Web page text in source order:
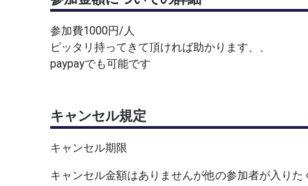
【関東ピックルズについて】
⭐️練習会の実施
主催開始：2025年3月〜（0人）
⭐️ピックルボール大会の開催・運営
①第１回久喜ピックルボール大会開催・運営（
②第２回つくばピックルボール大会開催・運営（
③第3回大宮ピックルボール大会開催・運営（2025
④第4回久喜ピックルボール大会開催・運営（2025
参加費1000円/人
ピッタリ持ってきて頂ければ助かります、、
paypayでも可能です
キャンセル規定
キャンセル期限
キャンセル金額はありませんが他の参加者が入りた